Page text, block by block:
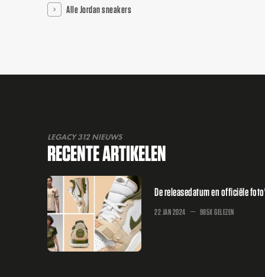
Alle Jordan sneakers
LEGACY 312 NIEUWS
RECENTE ARTIKELEN
De releasedatum en officiële
22 JAN 2024 985X GELEZEN